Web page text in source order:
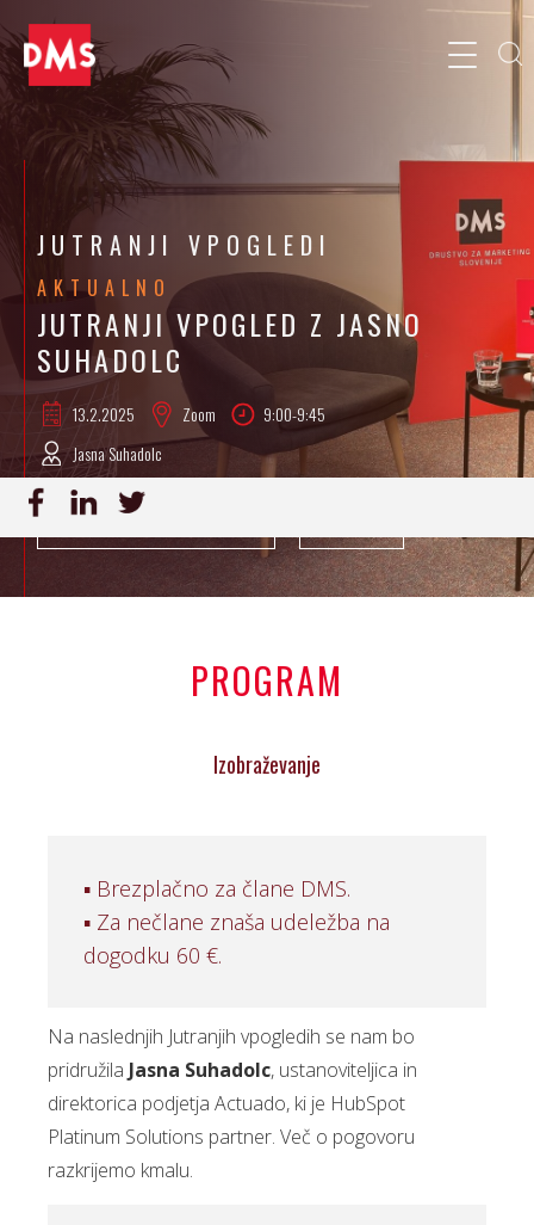
JUTRANJI VPOGLEDI
AKTUALNO
JUTRANJI VPOGLED Z JASNO
SUHADOLC
13.2.2025 Zoom
9:00-9:45
Jasna Suhadolc
PROGRAM
Izobraževanje
▪ Brezplačno za člane DMS.
▪ Za nečlane znaša udeležba na
dogodku 60 €.
Na naslednjih Jutranjih vpogledih se nam bo
pridružila Jasna Suhadolc, ustanoviteljica in
direktorica podjetja Actuado, ki je HubSpot
Platinum Solutions partner. Več o pogovoru
razkrijemo kmalu.